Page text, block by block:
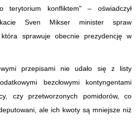
konfliktem" – oświadczył
Sven Mikser minister spraw
sprawuje obecnie prezydencję w
przepisami nie udało się z listy
bezcłowymi kontyngentami
czy przetworzonych pomidorów, co
ale ich kwoty są mniejsze niż